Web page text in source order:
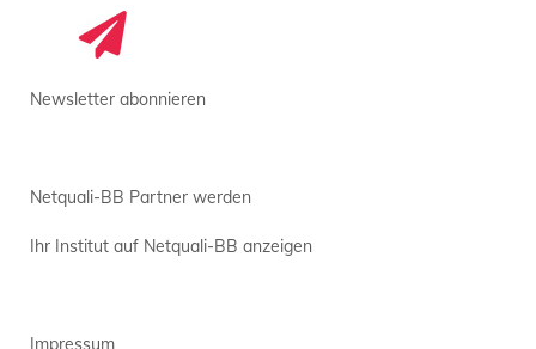
Newsletter abonnieren
Netquali-BB Partner werden
Ihr Institut auf Netquali-BB anzeigen